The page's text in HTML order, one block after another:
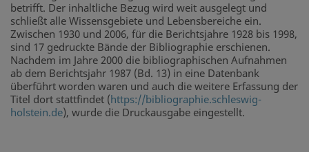
betrifft. Der inhaltliche Bezug wird weit ausgelegt und
schließt alle Wissensgebiete und Lebensbereiche ein.
Zwischen 1930 und 2006, für die Berichtsjahre 1928 bis 1998,
sind 17 gedruckte Bände der Bibliographie erschienen.
Nachdem im Jahre 2000 die bibliographischen Aufnahmen
ab dem Berichtsjahr 1987 (Bd. 13) in eine Datenbank
überführt worden waren und auch die weitere Erfassung der
Titel dort stattfindet (https://bibliographie.schleswig-
holstein.de), wurde die Druckausgabe eingestellt.